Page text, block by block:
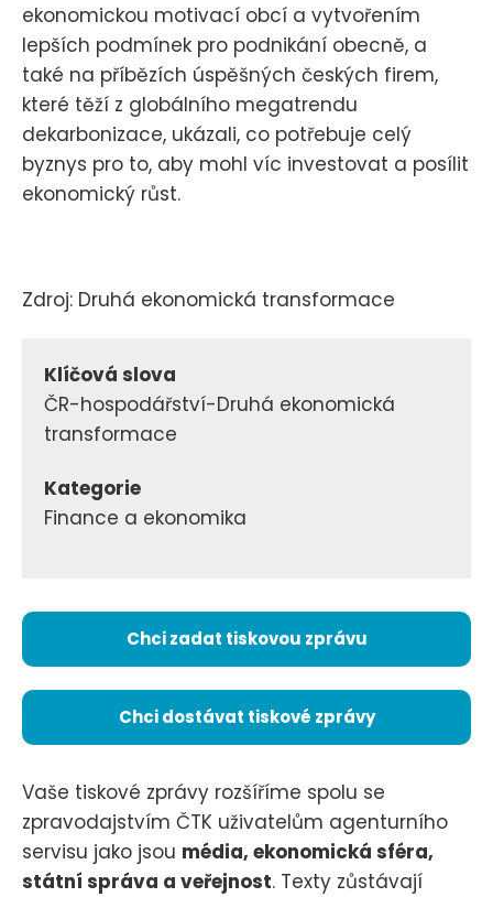
ekonomickou motivací obcí a vytvořením
lepších podmínek pro podnikání obecně, a
také na příbězích úspěšných českých firem,
které těží z globálního megatrendu
dekarbonizace, ukázali, co potřebuje celý
byznys pro to, aby mohl víc investovat a posílit
ekonomický růst.
Zdroj: Druhá ekonomická transformace
Klíčová slova
ČR-hospodářství-Druhá ekonomická
transformace
Kategorie
Finance a ekonomika
Chci zadat tiskovou zprávu
Chci dostávat tiskové zprávy
Vaše tiskové zprávy rozšíříme spolu se
zpravodajstvím ČTK uživatelům agenturního
servisu jako jsou média, ekonomická sféra,
státní správa a veřejnost. Texty zůstávají